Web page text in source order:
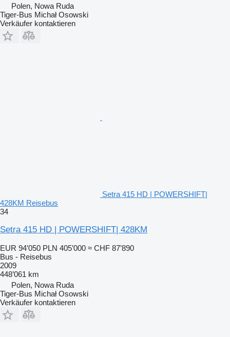
Polen, Nowa Ruda
Tiger-Bus Michał Osowski
Verkäufer kontaktieren
Setra 415 HD | POWERSHIFT|
428KM Reisebus
34
Setra 415 HD | POWERSHIFT| 428KM
EUR 94’050 PLN 405’000 ≈ CHF 87’890
Bus - Reisebus
2009
448’061 km
Polen, Nowa Ruda
Tiger-Bus Michał Osowski
Verkäufer kontaktieren